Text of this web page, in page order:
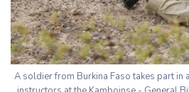
A soldier from Burkina Faso takes part in